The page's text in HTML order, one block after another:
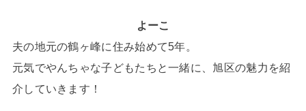
よーこ
夫の地元の鶴ヶ峰に住み始めて5年。
元気でやんちゃな子どもたちと一緒に、旭区の魅力を紹
介していきます！